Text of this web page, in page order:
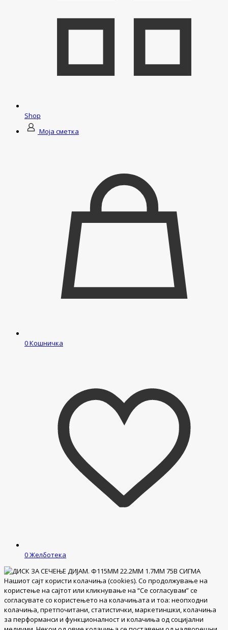
Shop
Моја сметка
0Кошничка
0Желботека
Нашиот сајт користи колачиња (cookies). Со продолжување на
користење на сајтот или кликнување на “Се согласувам” се
согласувате со користењето на колачињата и тоа: неопходни
колачиња, претпочитани, статистички, маркетиншки, колачиња
за перформанси и функционалност и колачиња од социјални